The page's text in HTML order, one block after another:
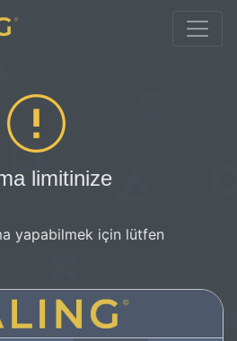
limitinize
yapabilmek için lütfen